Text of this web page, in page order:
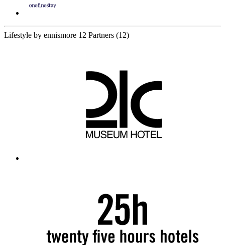
Lifestyle by ennismore 12 Partners (12)